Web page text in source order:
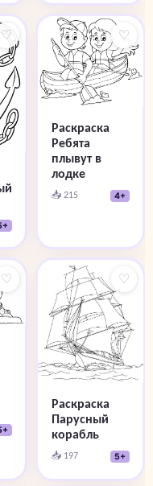
♡ ♡
Раскраска
Ребята
плывут в
лодке
📥 215 4+
♡ ♡
Раскраска
Парусный
корабль
📥 197 5+